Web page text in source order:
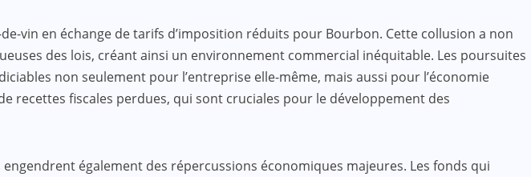
vin en échange de tarifs d’imposition réduits pour Bourbon. Cette collusion a non
des lois, créant ainsi un environnement commercial inéquitable. Les poursuites
non seulement pour l’entreprise elle-même, mais aussi pour l’économie
recettes fiscales perdues, qui sont cruciales pour le développement des
également des répercussions économiques majeures. Les fonds qui